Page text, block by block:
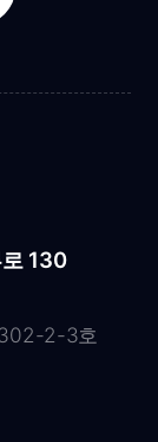
130
2-3호